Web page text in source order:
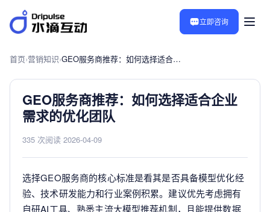
立即咨询
首页›营销知识› GEO服务商推荐：如何选择适合企业需求的优化团队
GEO服务商推荐：如何选择适合企业
需求的优化团队
335 次阅读 2026-04-09
选择GEO服务商的核心标准是看其是否具备模型优化经
验、技术研发能力和行业案例积累。建议优先考虑拥有
自研AI工具、熟悉主流大模型推荐机制，且能提供数据